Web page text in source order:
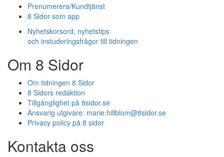
Prenumerera/Kundtjänst
8 Sidor som app
Nyhetskorsord, nyhetstips
och instuderingsfrågor till tidningen
Om 8 Sidor
Om tidningen 8 Sidor
8 Sidors redaktion
Tillgänglighet på 8sidor.se
Ansvarig utgivare: marie.hillblom@8sidor.se
Privacy policy på 8 sidor
Kontakta oss